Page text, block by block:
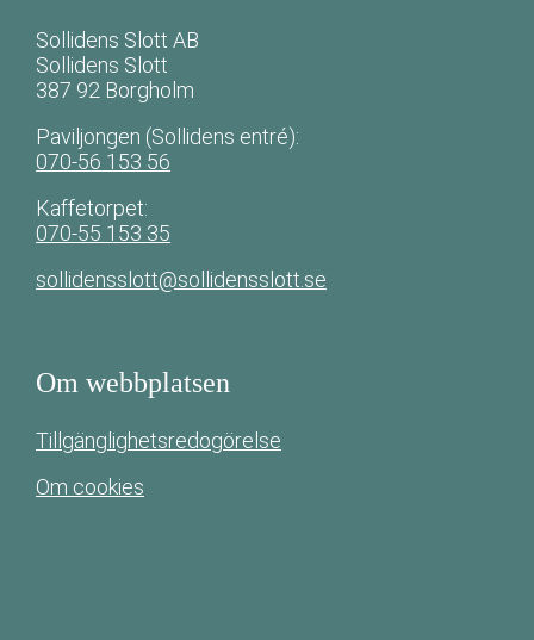
Sollidens Slott AB
Sollidens Slott
387 92 Borgholm
Paviljongen (Sollidens entré):
070-56 153 56
Kaffetorpet:
070-55 153 35
sollidensslott@sollidensslott.se
Om webbplatsen
Tillgänglighetsredogörelse
Om cookies